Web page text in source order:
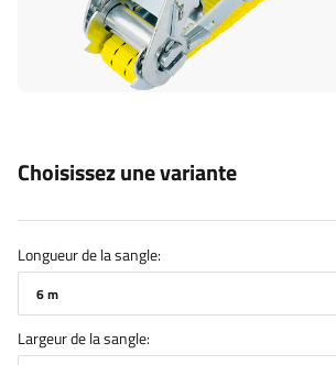
Choisissez une variante
Longueur de la sangle
6 m
Largeur de la sangle